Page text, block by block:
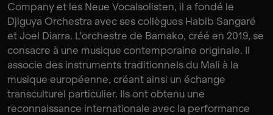
Company et les Neue Vocalsolisten, il a fondé le
Djiguya Orchestra avec ses collègues Habib Sangaré
et Joel Diarra. L'orchestre de Bamako, créé en 2019, se
consacre à une musique contemporaine originale. Il
associe des instruments traditionnels du Mali à la
musique européenne, créant ainsi un échange
transculturel particulier. Ils ont obtenu une
reconnaissance internationale avec la performance